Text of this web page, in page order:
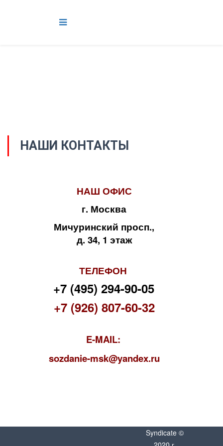
НАШИ КОНТАКТЫ
НАШ ОФИС
г. Москва
Мичуринский просп.,
д. 34, 1 этаж
ТЕЛЕФОН
+7 (495) 294-90-05
+7 (926) 807-60-32
E-MAIL:
sozdanie-msk@yandex.ru
Syndicate ©